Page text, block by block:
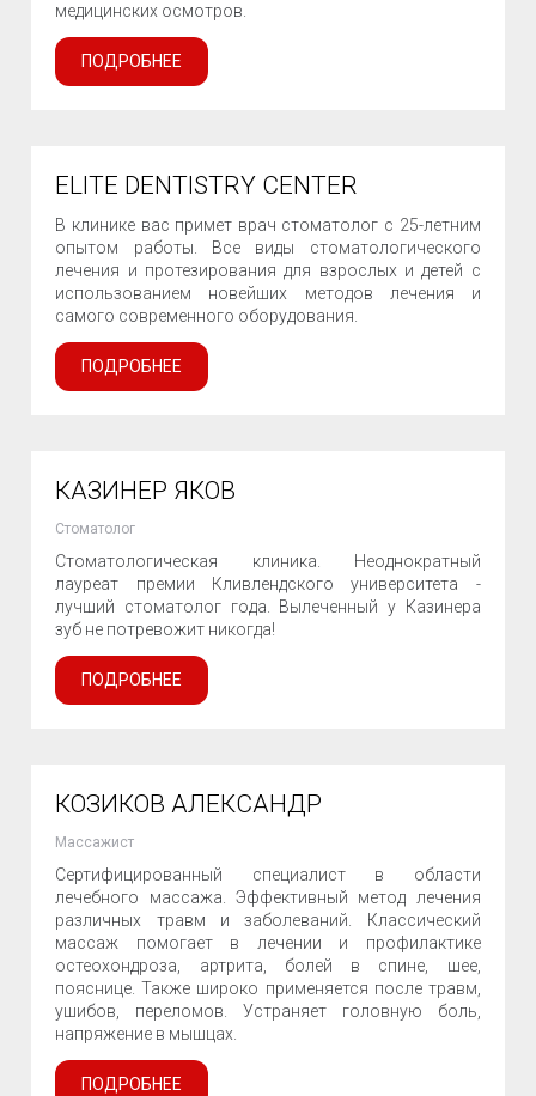
медицинских осмотров.
ПОДРОБНЕЕ
ELITE DENTISTRY CENTER
В клинике вас примет врач стоматолог с 25-летним
опытом работы. Все виды стоматологического
лечения и протезирования для взрослых и детей с
использованием новейших методов лечения и
самого современного оборудования.
ПОДРОБНЕЕ
КАЗИНЕР ЯКОВ
Стоматолог
Стоматологическая клиника. Неоднократный
лауреат премии Кливлендского университета -
лучший стоматолог года. Вылеченный у Казинера
зуб не потревожит никогда!
ПОДРОБНЕЕ
КОЗИКОВ АЛЕКСАНДР
Массажист
Сертифицированный специалист в области
лечебного массажа. Эффективный метод лечения
различных травм и заболеваний. Классический
массаж помогает в лечении и профилактике
остеохондроза, артрита, болей в спине, шее,
пояснице. Также широко применяется после травм,
ушибов, переломов. Устраняет головную боль,
напряжение в мышцах.
ПОДРОБНЕЕ